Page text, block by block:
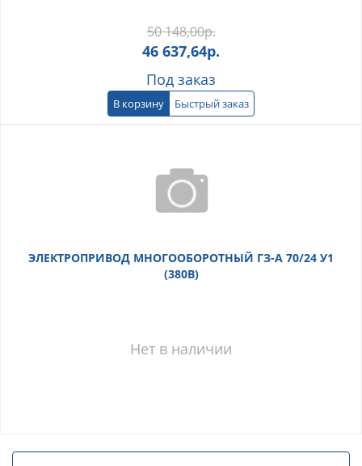
50 148,00р.
46 637,64р.
Под заказ
В корзину Быстрый заказ
ЭЛЕКТРОПРИВОД МНОГООБОРОТНЫЙ ГЗ-А 70/24 У1
(380В)
Нет в наличии